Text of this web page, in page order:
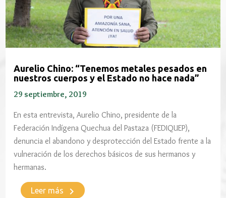
Aurelio Chino: “Tenemos metales pesados en
nuestros cuerpos y el Estado no hace nada”
29 septiembre, 2019
En esta entrevista, Aurelio Chino, presidente de la
Federación Indígena Quechua del Pastaza (FEDIQUEP),
denuncia el abandono y desprotección del Estado frente a la
vulneración de los derechos básicos de sus hermanos y
hermanas.
Leer más keyboard_arrow_right